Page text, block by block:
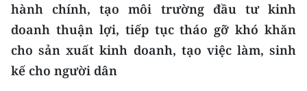
hành chính, tạo môi trường đầu tư kinh
doanh thuận lợi, tiếp tục tháo gỡ khó khăn
cho sản xuất kinh doanh, tạo việc làm, sinh
kế cho người dân